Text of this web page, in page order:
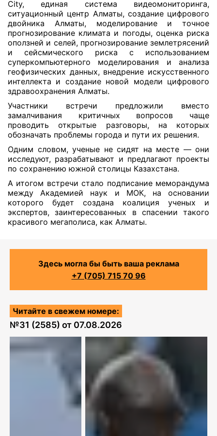
City, единая система видеомониторинга,
ситуационный центр Алматы, создание цифрового
двойника Алматы, моделирование и точное
прогнозирование климата и погоды, оценка риска
оползней и селей, прогнозирование землетрясений
и сейсмического риска с использованием
суперкомпьютерного моделирования и анализа
геофизических данных, внедрение искусственного
интеллекта и создание новой модели цифрового
здравоохранения Алматы.
Участники встречи предложили вместо
замалчивания критичных вопросов чаще
проводить открытые разговоры, на которых
обозначать проблемы города и пути их решения.
Одним словом, ученые не сидят на месте — они
исследуют, разрабатывают и предлагают проекты
по сохранению южной столицы Казахстана.
А итогом встречи стало подписание меморандума
между Академией наук и МОК, на основании
которого будет создана коалиция ученых и
экспертов, заинтересованных в спасении такого
красивого мегаполиса, как Алматы.
Здесь могла бы быть ваша реклама
+7 (705) 715 70 96
Читайте в свежем номере:
№31 (2585) от 07.08.2026